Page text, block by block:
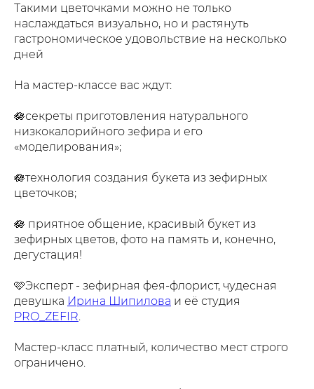
Такими цветочками можно не только
наслаждаться визуально, но и растянуть
гастрономическое удовольствие на несколько
дней
На мастер-классе вас ждут:
🪷секреты приготовления натурального
низкокалорийного зефира и его
«моделирования»;
🪷технология создания букета из зефирных
цветочков;
🪷 приятное общение, красивый букет из
зефирных цветов, фото на память и, конечно,
дегустация!
🩷Эксперт - зефирная фея-флорист, чудесная
девушка Ирина Шипилова и её студия
PRO_ZEFIR.
Мастер-класс платный, количество мест строго
ограничено.